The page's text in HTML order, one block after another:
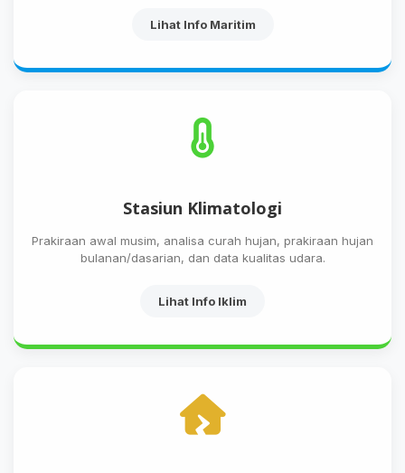
Lihat Info Maritim
Stasiun Klimatologi
Prakiraan awal musim, analisa curah hujan, prakiraan hujan
bulanan/dasarian, dan data kualitas udara.
Lihat Info Iklim